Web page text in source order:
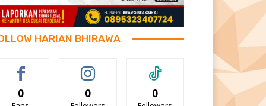
HARIAN BHIRAWA
0 0 0